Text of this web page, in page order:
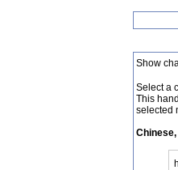
Show
Select a
This
selected